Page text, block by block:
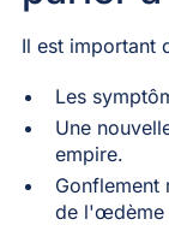
Il est important
Les
Une
empire.
Gonflement
de l'œdème